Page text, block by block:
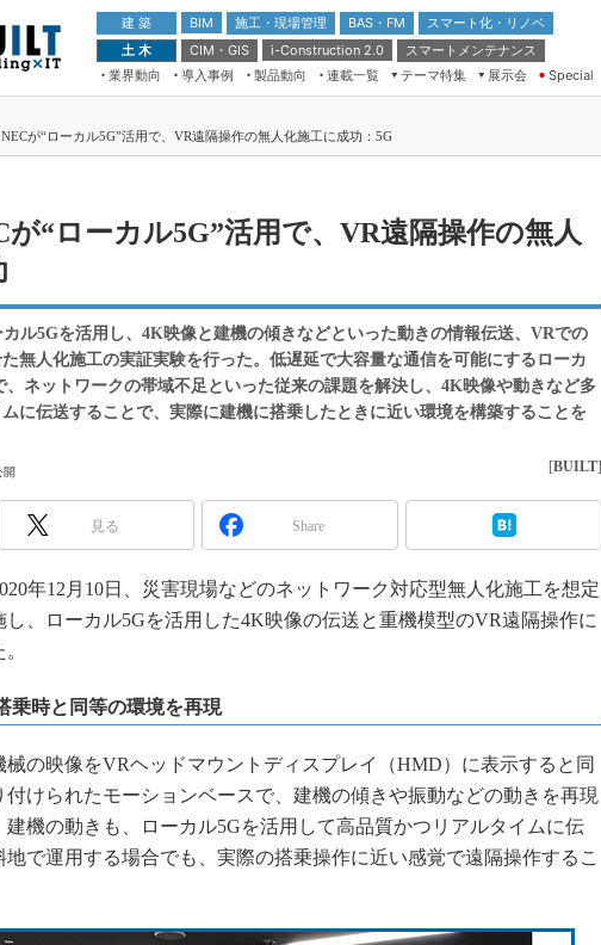
建 築 BIM 施工・現場管理 BAS・FM
スマート化・リノベ
土 木
CIM・GIS i-Construction 2.0
スマートメンテナンス
業界動向
導入事例 製品動向 連載一覧
テーマ特集
ドローンがもたらす建設業界の“ゲー
ムチェンジ” Ver.2.0
“Society5.0”時代のスマートビル
展示会
第8回 国際 建設・測量展
築・土木・不動産の先端技術展－
メンテナンス・レジリエンスOSAKA
日本 ものづくりワールド 2020
メンテナンス・レジリエンスTOKYO
2019
Special
が“ローカル5G”活用で、VR遠隔操作の無人化施工に成功：5G
が“ローカル5G”活用で、VR遠隔操作の無人
ル5Gを活用し、4K映像と建機の傾きなどといった動きの情報伝送、VRでの
無人化施工の実証実験を行った。低遅延で大容量な通信を可能にするローカ
、ネットワークの帯域不足といった従来の課題を解決し、4K映像や動きなど多
に伝送することで、実際に建機に搭乗したときに近い環境を構築することを
開 [BUILT]
見る Share
年12月10日、災害現場などのネットワーク対応型無人化施工を想定
し、ローカル5Gを活用した4K映像の伝送と重機模型のVR遠隔操作に
乗時と同等の環境を再現
の映像をVRヘッドマウントディスプレイ（HMD）に表示すると同
付けられたモーションベースで、建機の傾きや振動などの動きを再現
建機の動きも、ローカル5Gを活用して高品質かつリアルタイムに伝
で運用する場合でも、実際の搭乗操作に近い感覚で遠隔操作するこ